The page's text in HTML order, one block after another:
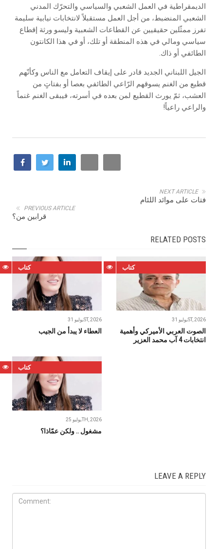
الديمقراطية في العمل الشعبي والسياسي والتحرّك المدني
الشعبي المنضبط، من أجل العمل مستقبلاً لانتخابات نيابية سليمة
تفرز ممثّلين حقيقيين عن القطاعات الشعبية وليسو ورثة إقطاع
سياسي ومالي في هذه المنطقة أو تلك، أو في هذا الكانتون
الطائفي أو ذاك.
الجيل اللبناني الجديد قادر على إيقاف التعامل مع الناس وكأنّهم
قطيع من الغنم يسوقهم الرّاعي الطائفي بعصا أو بفتاتٍ من
العشب، ثمّ يورث القطيع لمن بعده في أسرته، فيبقى الغنم غنماً
والراعي راعياً!
NEXT ARTICLE
فتات على موائد اللئام
PREVIOUS ARTICLE
قرابين من؟
RELATED POSTS
كتاب
يوليو 31ST, 2026
العطاء لا يبدأ من الجيب
كتاب
يوليو 31ST, 2026
الصوت العربي الأميركي وأهمية
انتخابات 4 آب محمد العزير
كتاب
يوليو 25TH, 2026
مشغول‭ .. ‬ولكن‭ ‬عمّاذا؟
LEAVE A REPLY